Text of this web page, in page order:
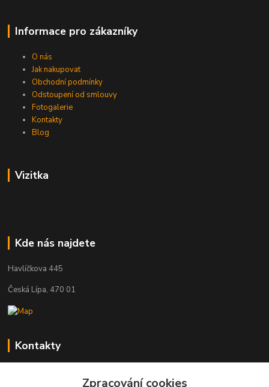
Informace pro zákazníky
O nás
Jak nakupovat
Obchodní podmínky
Odstoupení od smlouvy
Fotogalerie
Kontakty
Blog
Vizitka
Kde nás najdete
Havlíčkova 445
Česká Lípa, 470 01
Kontakty
+420 603 823 376
Zpracování cookies